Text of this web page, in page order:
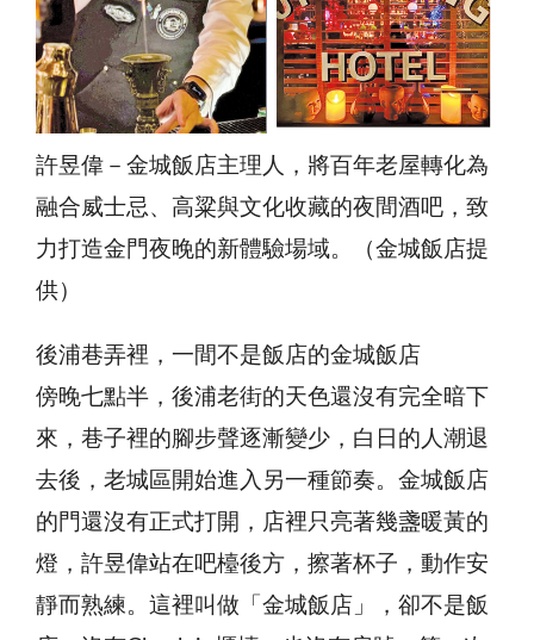
許昱偉－金城飯店主理人，將百年老屋轉化為
融合威士忌、高粱與文化收藏的夜間酒吧，致
力打造金門夜晚的新體驗場域。（金城飯店提
供）
後浦巷弄裡，一間不是飯店的金城飯店
傍晚七點半，後浦老街的天色還沒有完全暗下
來，巷子裡的腳步聲逐漸變少，白日的人潮退
去後，老城區開始進入另一種節奏。金城飯店
的門還沒有正式打開，店裡只亮著幾盞暖黃的
燈，許昱偉站在吧檯後方，擦著杯子，動作安
靜而熟練。這裡叫做「金城飯店」，卻不是飯